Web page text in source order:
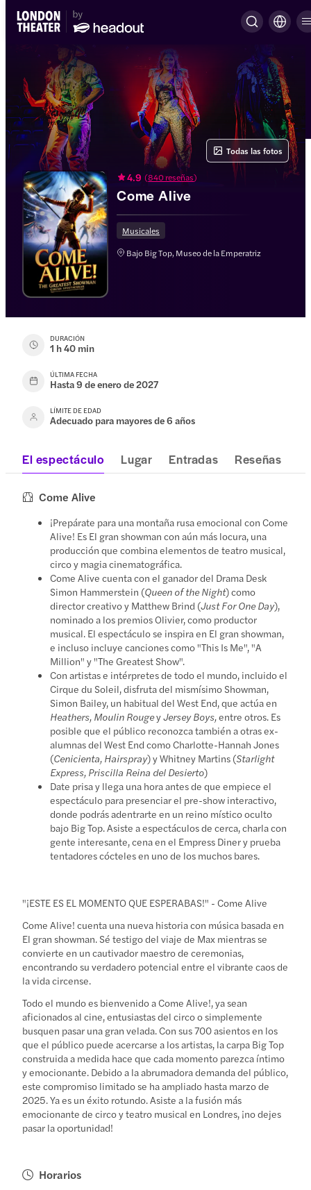
4.9 (840 reseñas)
Come Alive
Musicales
Bajo Big Top, Museo de la Emperatriz
Todas las fotos
DURACIÓN
1 h 40 min
ÚLTIMA FECHA
Hasta 9 de enero de 2027
LÍMITE DE EDAD
Adecuado para mayores de 6 años
El espectáculo Lugar Entradas Reseñas
Come Alive
¡Prepárate para una montaña rusa emocional con Come
Alive! Es El gran showman con aún más locura, una
producción que combina elementos de teatro musical,
circo y magia cinematográfica.
Come Alive cuenta con el ganador del Drama Desk
Simon Hammerstein (Queen of the Night) como
director creativo y Matthew Brind (Just For One Day),
nominado a los premios Olivier, como productor
musical. El espectáculo se inspira en El gran showman,
e incluso incluye canciones como "This Is Me", "A
Million" y "The Greatest Show".
Con artistas e intérpretes de todo el mundo, incluido el
Cirque du Soleil, disfruta del mismísimo Showman,
Simon Bailey, un habitual del West End, que actúa en
Heathers, Moulin RougeyJersey Boys,entre otros. Es
posible que el público reconozca también a otras ex-
alumnas del West End como Charlotte-Hannah Jones
(Cenicienta, Hairspray) y Whitney Martins (Starlight
Express, Priscilla Reina del Desierto)
Date prisa y llega una hora antes de que empiece el
espectáculo para presenciar el pre-show interactivo,
donde podrás adentrarte en un reino místico oculto
bajo Big Top. Asiste a espectáculos de cerca, charla con
gente interesante, cena en el Empress Diner y prueba
tentadores cócteles en uno de los muchos bares.
"¡ESTE ES EL MOMENTO QUE ESPERABAS!" - Come Alive
Come Alive! cuenta una nueva historia con música basada en
El gran showman. Sé testigo del viaje de Max mientras se
convierte en un cautivador maestro de ceremonias,
encontrando su verdadero potencial entre el vibrante caos de
la vida circense.
Todo el mundo es bienvenido a Come Alive!, ya sean
aficionados al cine, entusiastas del circo o simplemente
busquen pasar una gran velada. Con sus 700 asientos en los
que el público puede acercarse a los artistas, la carpa Big Top
construida a medida hace que cada momento parezca íntimo
y emocionante. Debido a la abrumadora demanda del público,
este compromiso limitado se ha ampliado hasta marzo de
2025. Ya es un éxito rotundo. Asiste a la fusión más
emocionante de circo y teatro musical en Londres, ¡no dejes
pasar la oportunidad!
Horarios